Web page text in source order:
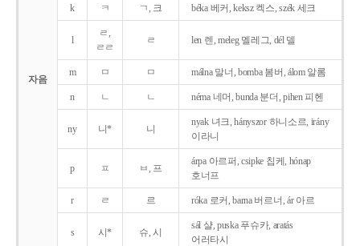
자음
k ㅋ ㄱ, 크 béka 베커, keksz 켁스, szék 세크
l
ㄹ,
ㄹㄹ
ㄹ len 렌, meleg 멜레그, dél 델
m ㅁ ㅁ málna 말너, bomba 봄버, álom 알롬
n ㄴ ㄴ néma 네머, bunda 분더, pihen 피헨
ny 니* 니
nyak 녀크, hányszor 하니소르, irány
이라니
p ㅍ ㅂ, 프
árpa 아르퍼, csipke 칩케, hónap
호너프
r ㄹ 르 róka 로커, barna 버르너, ár 아르
s 시* 슈, 시
sál 샬, puska 푸슈카, aratás
어러타시